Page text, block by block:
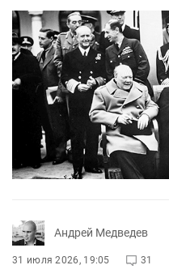
Андрей Медведев
31 июля 2026, 19:05 31